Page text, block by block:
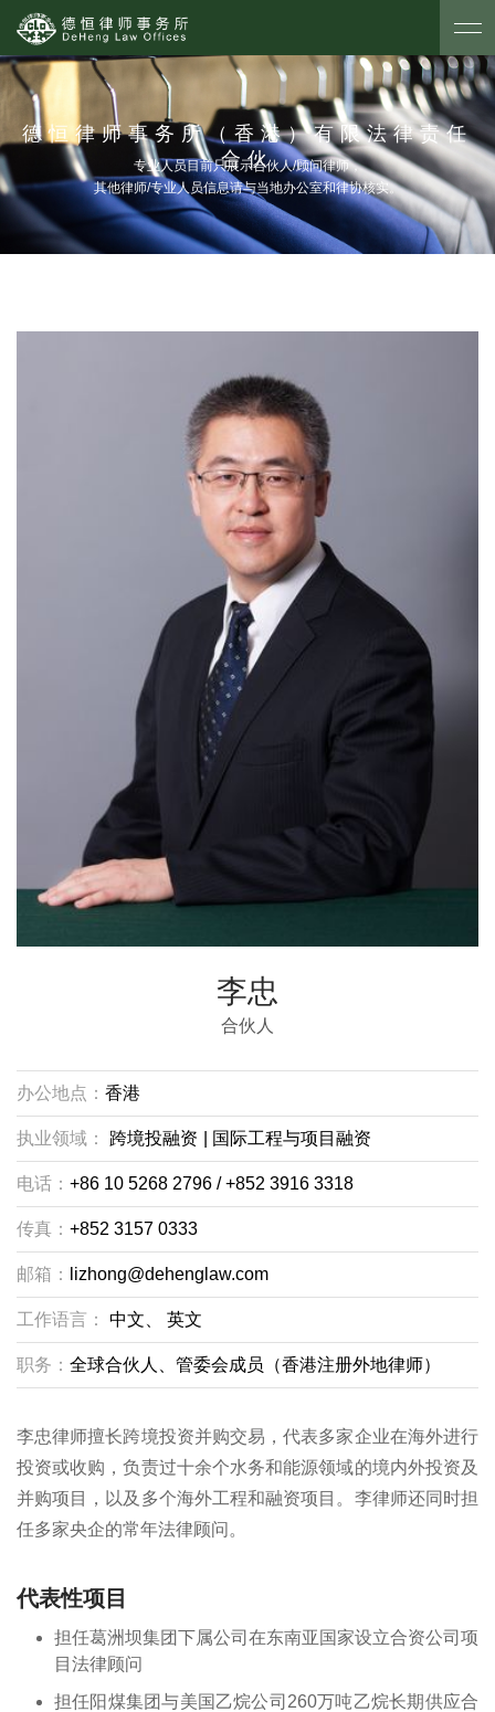
德恒律师事务所（香港）有限法律责任
合伙
专业人员目前只展示合伙人/顾问律师，
其他律师/专业人员信息请与当地办公室和律协核实。
李忠
合伙人
办公地点： 香港
执业领域： 跨境投融资 国际工程与项目融资
电话： +86 10 5268 2796 / +852 3916 3318
传真： +852 3157 0333
邮箱： lizhong@dehenglaw.com
工作语言： 中文、 英文
职务： 全球合伙人、管委会成员（香港注册外地律师）
李忠律师擅长跨境投资并购交易，代表多家企业在海外进行
投资或收购，负责过十余个水务和能源领域的境内外投资及
并购项目，以及多个海外工程和融资项目。李律师还同时担
任多家央企的常年法律顾问。
代表性项目
担任葛洲坝集团下属公司在东南亚国家设立合资公司项
目法律顾问
担任阳煤集团与美国乙烷公司260万吨乙烷长期供应合